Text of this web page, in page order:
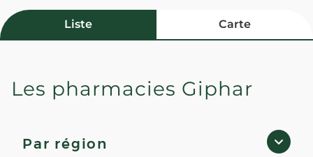
Liste Carte
PHARMACIE MABILLE - Bully-
Fermé· Ouvre à 14:00
Les pharmacies Giphar
Par région